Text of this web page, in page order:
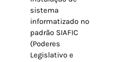
sistema
informatizado no
padrão SIAFIC
(Poderes
Legislativo e